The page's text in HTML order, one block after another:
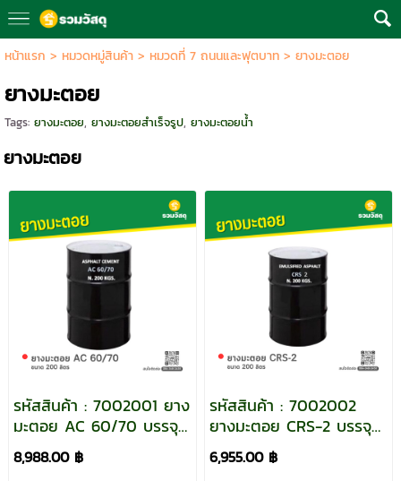
หน้าแรก > หมวดหมู่สินค้า> หมวดที่ 7 ถนนและฟุตบาท> ยางมะตอย
ยางมะตอย
Tags: ยางมะตอย, ยางมะตอยสำเร็จรูป, ยางมะตอยน้ำ
ยางมะตอย
รหัสสินค้า : 7002001 ยาง
มะตอย AC 60/70 บรรจุ
ภัณฑ์ : 1 ถังใหญ่ ขนาด
200 ลิตร
8,988.00 ฿
รหัสสินค้า : 7002002
ยางมะตอย CRS-2 บรรจุ
ภัณฑ์ : 1 ถังใหญ่ ขนาด
200 ลิตร
6,955.00 ฿